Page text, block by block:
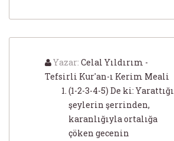
Yazar: Celal Yıldırım -
Tefsirli Kur'an-ı Kerim Meali
(1-2-3-4-5) De ki: Yarattığı
şeylerin şerrinden,
karanlığıyla ortalığa
çöken gecenin